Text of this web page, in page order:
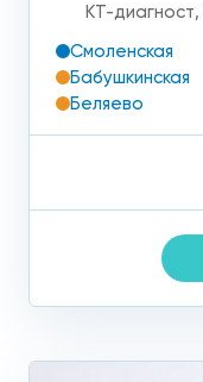
КТ-диагност,
Смоленская
Бабушкинская
Беляево